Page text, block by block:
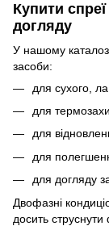
Купити
догляду
У нашому каталозі
засоби:
для сухого,
для
для
для
для догляду
Двофазні
досить